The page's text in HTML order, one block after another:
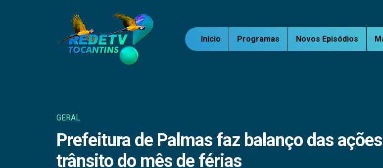
Início Programas Novos Episódios
GERAL
Prefeitura de Palmas faz balanço das
trânsito do mês de férias